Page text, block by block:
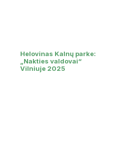
Helovinas Kalnų parke:
„Nakties valdovai“
Vilniuje 2025